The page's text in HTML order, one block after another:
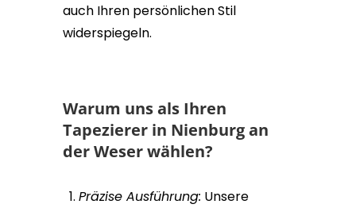
auch Ihren persönlichen Stil
widerspiegeln.
Warum uns als Ihren
Tapezierer in Nienburg an
der Weser wählen?
Präzise Ausführung: Unsere